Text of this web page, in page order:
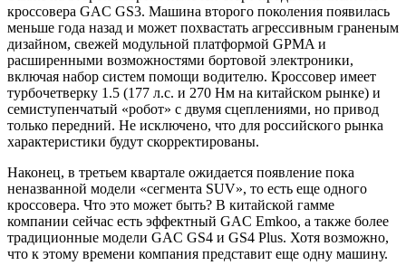
кроссовера GAC GS3. Машина второго поколения появилась
меньше года назад и может похвастать агрессивным граненым
дизайном, свежей модульной платформой GPMA и
расширенными возможностями бортовой электроники,
включая набор систем помощи водителю. Кроссовер имеет
турбочетверку 1.5 (177 л.с. и 270 Нм на китайском рынке) и
семиступенчатый «робот» с двумя сцеплениями, но привод
только передний. Не исключено, что для российского рынка
характеристики будут скорректированы.
Наконец, в третьем квартале ожидается появление пока
неназванной модели «сегмента SUV», то есть еще одного
кроссовера. Что это может быть? В китайской гамме
компании сейчас есть эффектный GAC Emkoo, а также более
традиционные модели GAC GS4 и GS4 Plus. Хотя возможно,
что к этому времени компания представит еще одну машину.